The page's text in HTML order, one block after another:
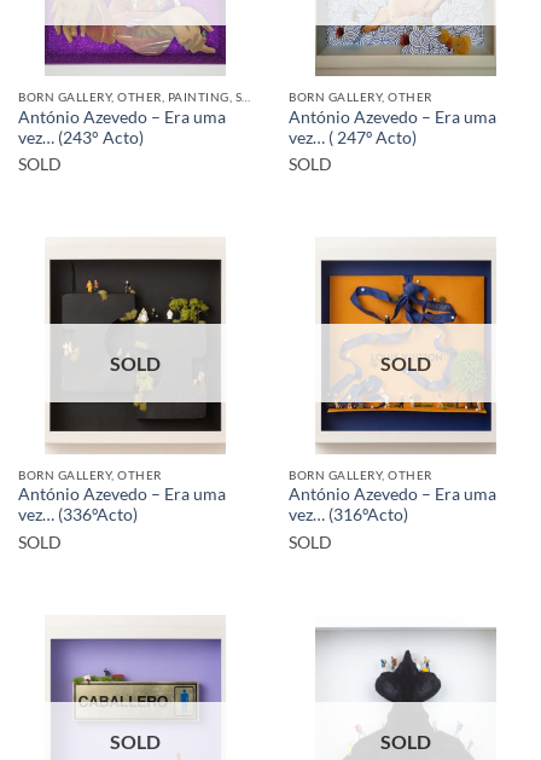
António Azevedo – Era uma
vez… (243° Acto)
SOLD
BORN GALLERY, OTHER
António Azevedo – Era uma
vez… ( 247º Acto)
SOLD
SOLD
BORN GALLERY, OTHER
António Azevedo – Era uma
vez… (336ºActo)
SOLD
SOLD
BORN GALLERY, OTHER
António Azevedo – Era uma
vez… (316ºActo)
SOLD
SOLD SOLD